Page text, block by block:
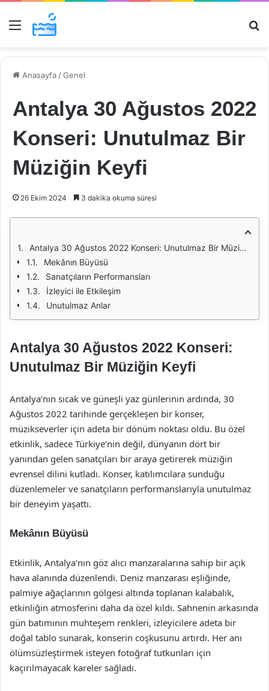
Menü
Anasayfa /Genel
Antalya 30 Ağustos 2022
Konseri: Unutulmaz Bir
Müziğin Keyfi
26 Ekim 2024 3 dakika okuma süresi
Antalya 30 Ağustos 2022 Konseri: Unutulmaz Bir Müziğin Keyfi
Mekânın Büyüsü
Sanatçıların Performansları
İzleyici ile Etkileşim
Unutulmaz Anlar
Antalya 30 Ağustos 2022 Konseri:
Unutulmaz Bir Müziğin Keyfi
Antalya’nın sıcak ve güneşli yaz günlerinin ardında, 30
Ağustos 2022 tarihinde gerçekleşen bir konser,
müzikseverler için adeta bir dönüm noktası oldu. Bu özel
etkinlik, sadece Türkiye’nin değil, dünyanın dört bir
yanından gelen sanatçıları bir araya getirerek müziğin
evrensel dilini kutladı. Konser, katılımcılara sunduğu
düzenlemeler ve sanatçıların performanslarıyla unutulmaz
bir deneyim yaşattı.
Mekânın Büyüsü
Etkinlik, Antalya’nın göz alıcı manzaralarına sahip bir açık
hava alanında düzenlendi. Deniz manzarası eşliğinde,
palmiye ağaçlarının gölgesi altında toplanan kalabalık,
etkinliğin atmosferini daha da özel kıldı. Sahnenin arkasında
gün batımının muhteşem renkleri, izleyicilere adeta bir
doğal tablo sunarak, konserin coşkusunu artırdı. Her anı
ölümsüzleştirmek isteyen fotoğraf tutkunları için
kaçırılmayacak kareler sağladı.